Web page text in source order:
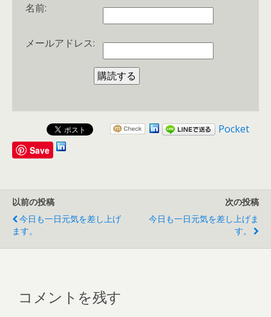
名前:
メールアドレス:
Pocket
Save
以前の投稿
今日も一日元気を差し上げ
ます。
次の投稿
今日も一日元気を差し上げま
す。
コメントを残す